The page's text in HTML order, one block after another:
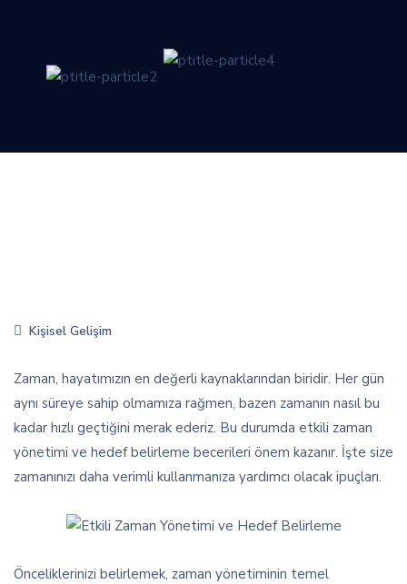
Kişisel Gelişim
Zaman, hayatımızın en değerli kaynaklarından biridir. Her gün
aynı süreye sahip olmamıza rağmen, bazen zamanın nasıl bu
kadar hızlı geçtiğini merak ederiz. Bu durumda etkili zaman
yönetimi ve hedef belirleme becerileri önem kazanır. İşte size
zamanınızı daha verimli kullanmanıza yardımcı olacak ipuçları.
Önceliklerinizi belirlemek, zaman yönetiminin temel